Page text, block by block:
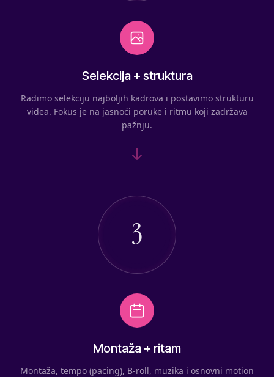
Selekcija + struktura
Radimo selekciju najboljih kadrova i postavimo strukturu
videa. Fokus je na jasnoći poruke i ritmu koji zadržava
pažnju.
3
Montaža + ritam
Montaža, tempo (pacing), B-roll, muzika i osnovni motion